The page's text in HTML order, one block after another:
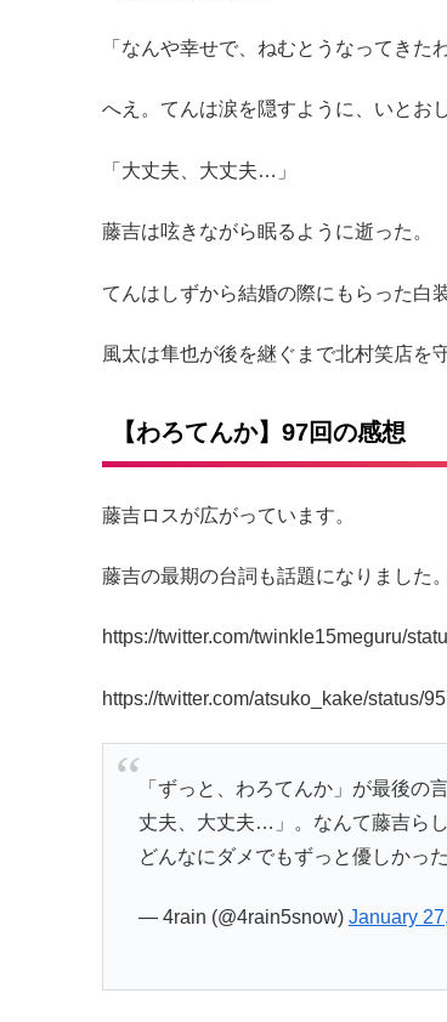
「なんや幸せで、ねむとうなってきた
へえ。てんは涙を隠すように、いとお
「大丈夫、大丈夫…」
藤吉は呟きながら眠るように逝った。
てんはしずから結婚の際にもらった白
風太は隼也が後を継ぐまで北村笑店を
【わろてんか】97回の感想
藤吉ロスが広がっています。
藤吉の最期の台詞も話題になりました。
https://twitter.com/twinkle15meguru/
https://twitter.com/atsuko_kake/status/
「ずっと、わろてんか」が最後の
丈夫、大丈夫…」。なんて藤吉ら
どんなにダメでもずっと優しかっ
— 4rain (@4rain5snow) January